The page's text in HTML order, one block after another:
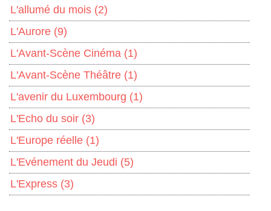
L'allumé du mois (2)
L'Aurore (9)
L'Avant-Scène Cinéma (1)
L'Avant-Scène Théâtre (1)
L'avenir du Luxembourg (1)
L'Echo du soir (3)
L'Europe réelle (1)
L'Evénement du Jeudi (5)
L'Express (3)